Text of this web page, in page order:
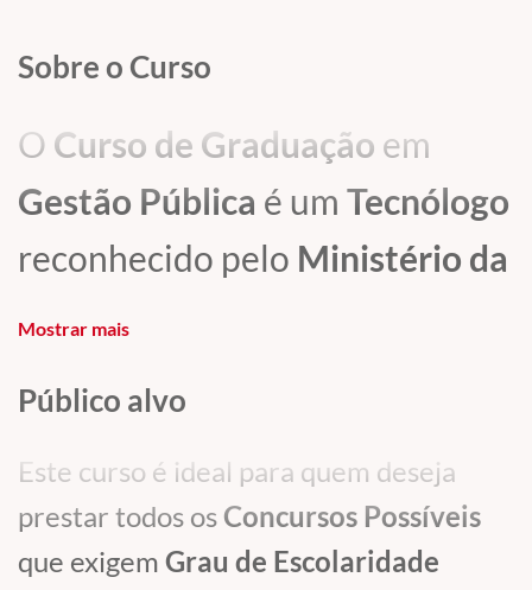
Sobre o Curso
O Curso de Graduação em
Gestão Pública é um Tecnólogo
reconhecido pelo Ministério da
Educação | MEC.
Você que possui o
Superior Sequencial
Gestão
em Segurança Pública e
Privadaou possuiHistórico
Mostrar mais
Público alvo
Este curso é ideal para quem deseja
prestar todos osConcursos Possíveis
que exigem Grau de Escolaridade